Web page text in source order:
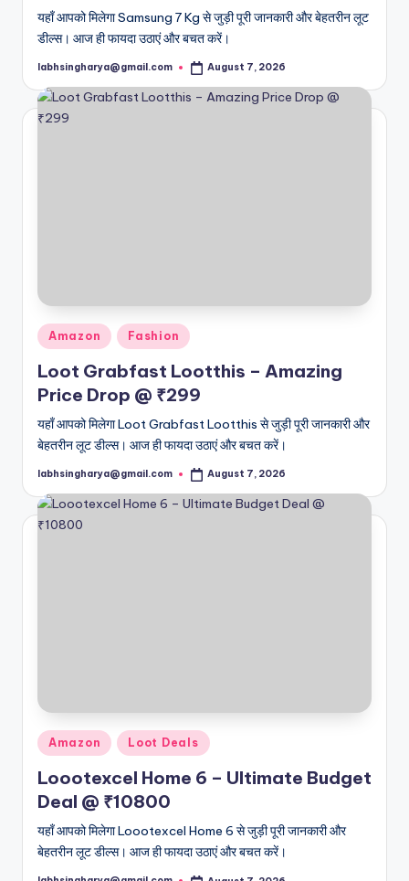
यहाँ आपको मिलेगा Samsung 7 Kg से जुड़ी पूरी जानकारी और बेहतरीन लूट
डील्स। आज ही फायदा उठाएं और बचत करें।
Posted
labhsingharya@gmail.com August 7, 2026
Posted
in
Amazon Fashion
Loot Grabfast Lootthis – Amazing
Price Drop @ ₹299
यहाँ आपको मिलेगा Loot Grabfast Lootthis से जुड़ी पूरी जानकारी और
बेहतरीन लूट डील्स। आज ही फायदा उठाएं और बचत करें।
Posted
labhsingharya@gmail.com August 7, 2026
Posted
in
Amazon Loot Deals
Loootexcel Home 6 – Ultimate Budget
Deal @ ₹10800
यहाँ आपको मिलेगा Loootexcel Home 6 से जुड़ी पूरी जानकारी और
बेहतरीन लूट डील्स। आज ही फायदा उठाएं और बचत करें।